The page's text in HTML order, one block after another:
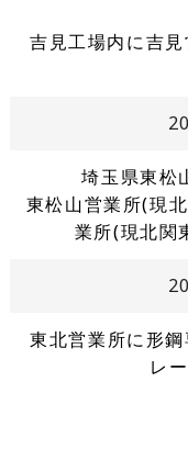
吉見工場内に吉
埼玉県東松
東松山営業所(現
業所(現北関
東北営業所に形
レ